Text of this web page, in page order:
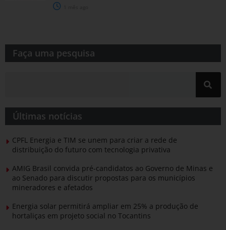
Faça uma pesquisa​​
Últimas notícias
CPFL Energia e TIM se unem para criar a rede de
distribuição do futuro com tecnologia privativa
AMIG Brasil convida pré-candidatos ao Governo de Minas e
ao Senado para discutir propostas para os municípios
mineradores e afetados
Energia solar permitirá ampliar em 25% a produção de
hortaliças em projeto social no Tocantins